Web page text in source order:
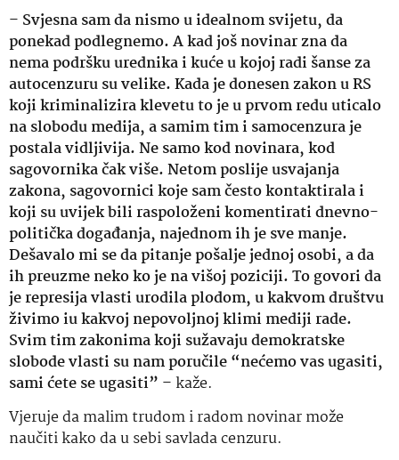
– Svjesna sam da nismo u idealnom svijetu, da
ponekad podlegnemo. A kad još novinar zna da
nema podršku urednika i kuće u kojoj radi šanse za
autocenzuru su velike. Kada je donesen zakon u RS
koji kriminalizira klevetu to je u prvom redu uticalo
na slobodu medija, a samim tim i samocenzura je
postala vidljivija. Ne samo kod novinara, kod
sagovornika čak više. Netom poslije usvajanja
zakona, sagovornici koje sam često kontaktirala i
koji su uvijek bili raspoloženi komentirati dnevno-
politička događanja, najednom ih je sve manje.
Dešavalo mi se da pitanje pošalje jednoj osobi, a da
ih preuzme neko ko je na višoj poziciji. To govori da
je represija vlasti urodila plodom, u kakvom društvu
živimo iu kakvoj nepovoljnoj klimi mediji rade.
Svim tim zakonima koji sužavaju demokratske
slobode vlasti su nam poručile “nećemo vas ugasiti,
sami ćete se ugasiti” – kaže.
Vjeruje da malim trudom i radom novinar može
naučiti kako da u sebi savlada cenzuru.